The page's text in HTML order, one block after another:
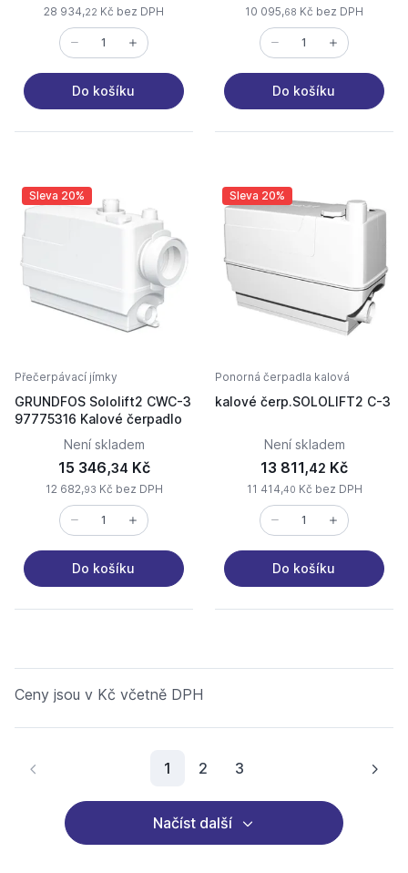
28 934,22 Kč bez DPH
Do košíku
10 095,68 Kč bez DPH
Do košíku
Sleva 20%
Přečerpávací jímky
GRUNDFOS Sololift2 CWC-3
97775316 Kalové čerpadlo
Není skladem
15 346,34 Kč
12 682,93 Kč bez DPH
Do košíku
Sleva 20%
Ponorná čerpadla kalová
kalové čerp.SOLOLIFT2 C-3
Není skladem
13 811,42 Kč
11 414,40 Kč bez DPH
Do košíku
Ceny jsou v Kč včetně DPH
1 Aktuální stránka
2 3
Načíst další